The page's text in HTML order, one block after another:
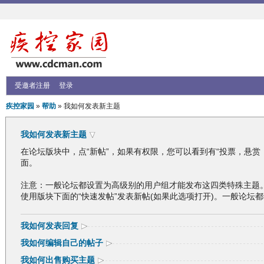
受邀者注册 登录
疾控家园 » 帮助» 我如何发表新主题
我如何发表新主题
在论坛版块中，点“新帖”，如果有权限，您可以看到有“投票，悬
面。
注意：一般论坛都设置为高级别的用户组才能发布这四类特殊主
使用版块下面的“快速发帖”发表新帖(如果此选项打开)。一般论坛
我如何发表回复
我如何编辑自己的帖子
我如何出售购买主题